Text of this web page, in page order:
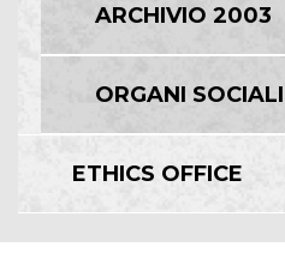
ARCHIVIO 2003
ORGANI SOCIALI
ETHICS OFFICE